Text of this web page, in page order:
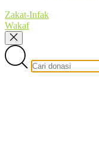
Zakat-Infak
Wakaf